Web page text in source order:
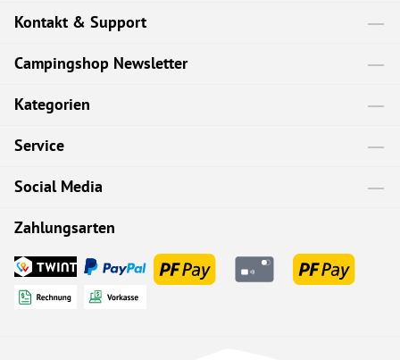
Kontakt & Support
Campingshop Newsletter
Kategorien
Service
Social Media
Zahlungsarten